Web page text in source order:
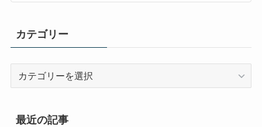
カテゴリー
リ
最近の記事